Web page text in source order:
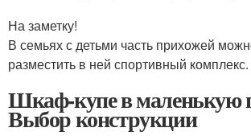
На заметку!
В семьях с детьми часть прихожей
разместить в ней спортивный комплекс.
Шкаф-купе в маленькую
Выбор конструкции